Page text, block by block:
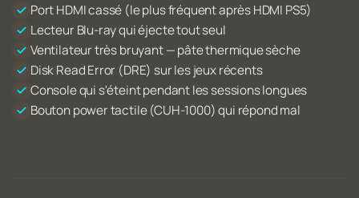
Port HDMI cassé (le plus fréquent après HDMI PS5)
Lecteur Blu-ray qui éjecte tout seul
Ventilateur très bruyant — pâte thermique sèche
Disk Read Error (DRE) sur les jeux récents
Console qui s'éteint pendant les sessions longues
Bouton power tactile (CUH-1000) qui répond mal